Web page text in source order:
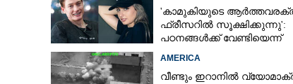
'കാമുകിയുടെ
ഫ്രീസറിൽ സൂക്ഷിക്കുന്നു':
പഠനങ്ങൾക്ക് വേണ്ടിയെന്ന്
AMERICA
വീണ്ടും ഇറാനിൽ